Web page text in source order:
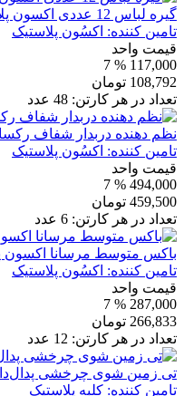
گیره لباس 12 عددی اکسون پلاستیک 1216
تامین کننده: اکسُون پلاستیک
قیمت واحد
117,000
% 7
108,792 تومان
تعداد در هر کارتن: 48 عدد
نظم دهنده دربدار شفاف رکسانا
تامین کننده: اکسُون پلاستیک
قیمت واحد
494,000
% 7
459,500 تومان
تعداد در هر کارتن: 6 عدد
باکس متوسط مرسانا اکسون
تامین کننده: اکسُون پلاستیک
قیمت واحد
287,000
% 7
266,833 تومان
تعداد در هر کارتن: 12 عدد
تی زمین شوی چرخشی
تامین کننده: کلبه پلاستیک